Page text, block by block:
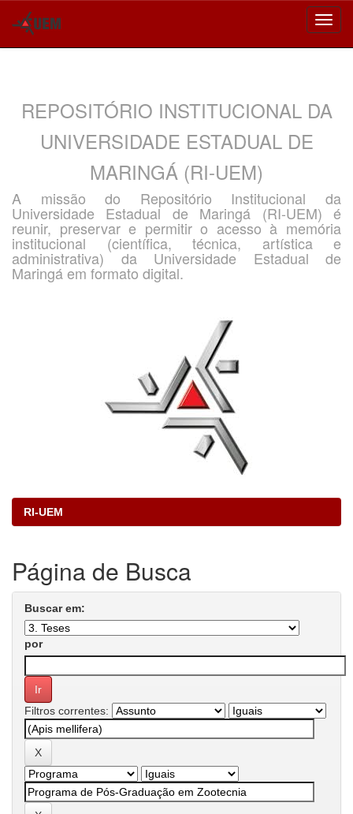
REPOSITÓRIO INSTITUCIONAL DA
UNIVERSIDADE ESTADUAL DE
MARINGÁ (RI-UEM)
A missão do Repositório Institucional da
Universidade Estadual de Maringá (RI-UEM) é
reunir, preservar e permitir o acesso à memória
institucional (científica, técnica, artística e
administrativa) da Universidade Estadual de
Maringá em formato digital.
RI-UEM
Página de Busca
Buscar em:
por
Filtros correntes: